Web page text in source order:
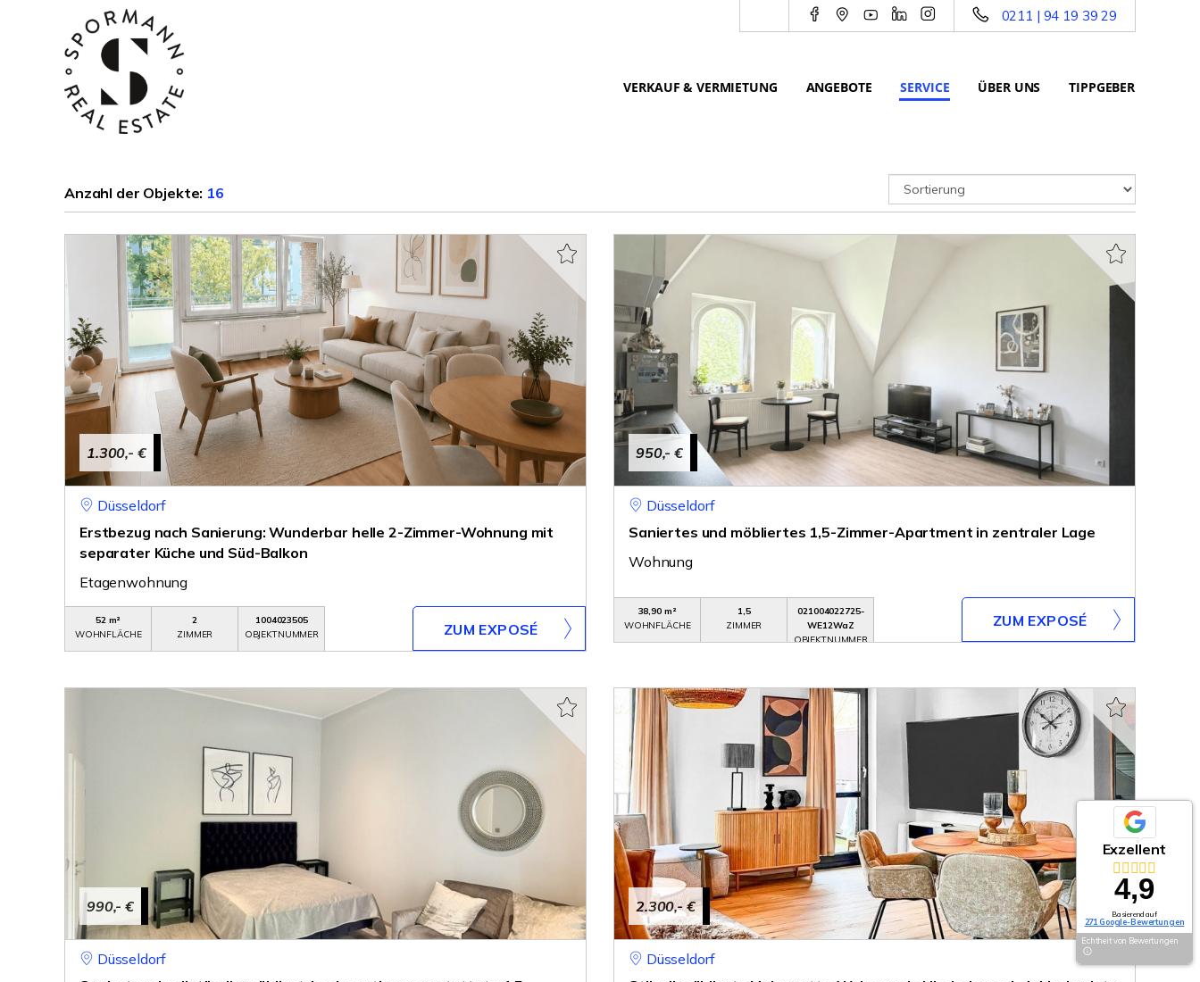
0211 | 94 19 39 29
VERKAUF & VERMIETUNG ANGEBOTE SERVICE ÜBER UNS TIPPGEBER
Anzahl der Objekte: 16
1.300,- €
Düsseldorf
Erstbezug nach Sanierung: Wunderbar helle 2-Zimmer-Wohnung mit
separater Küche und Süd-Balkon
Etagenwohnung
52 m²
WOHNFLÄCHE
2
ZIMMER
1004023505
OBJEKTNUMMER
ZUM EXPOSÉ
950,- €
Düsseldorf
Saniertes und möbliertes 1,5-Zimmer-Apartment in zentraler Lage
Wohnung
38,90 m²
WOHNFLÄCHE
1,5
ZIMMER
021004022725-
WE12WaZ
OBJEKTNUMMER
ZUM EXPOSÉ
990,- €
Düsseldorf
2.300,- €
Düsseldorf
Exzellent
4,9
Basierend auf
271 Google-Bewertungen
Echtheit von Bewertungen